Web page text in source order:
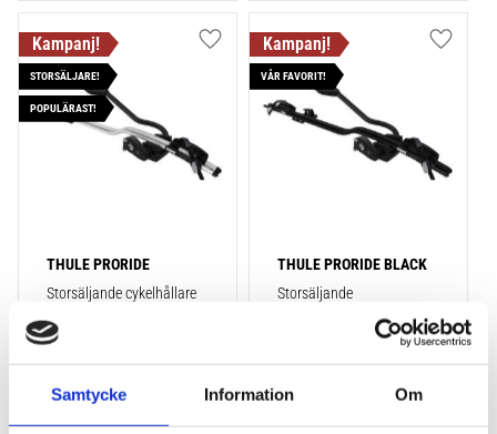
Samtycke Information Om
THULE PRORIDE
Storsäljande cykelhållare
2 195
2 395kr
STORSÄLJARE!
POPULÄRAST!
Lägg till i favoriter
THULE PRORIDE BLACK
Storsäljande
2 595kr
VÅR FAVORIT!
Lägg